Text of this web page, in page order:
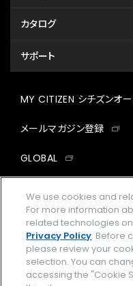
カタログ
サポート
MY CITIZEN シチズンオ
メールマガジン登録
GLOBAL
企業情
プライバシーポ
We use cookies and
For more information
related technologies
Privacy Policy. Before
please review your
selection. You can
accessing the "Cookie